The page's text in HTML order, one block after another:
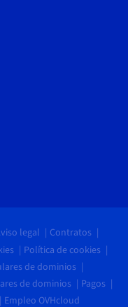
legal
Contratos
Política de cookies
de dominios
de dominios
Pagos
Empleo OVHcloud